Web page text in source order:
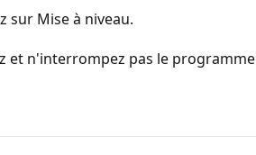
sur Mise à niveau.
et n'interrompez pas le programme